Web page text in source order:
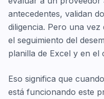
antecedentes, validan
diligencia. Pero una
el seguimiento del
planilla de Excel y en el
Eso significa que
está funcionando este